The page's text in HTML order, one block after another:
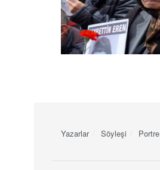
Yazarlar Söyleşi Portre